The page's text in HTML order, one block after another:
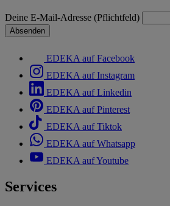
Deine E-Mail-Adresse (Pflichtfeld)
Absenden
EDEKA auf Facebook
EDEKA auf Instagram
EDEKA auf Linkedin
EDEKA auf Pinterest
EDEKA auf Tiktok
EDEKA auf Whatsapp
EDEKA auf Youtube
Services